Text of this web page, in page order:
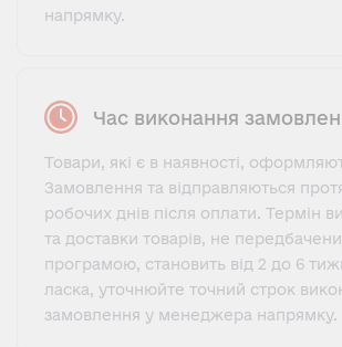
напрямку.
Час виконання
Товари, які є в наявності,
Замовлення та відправляються
робочих днів після оплати. Термін
та доставки товарів, не
програмою, становить від 2 до 6
ласка, уточнюйте точний строк
замовлення у менеджера напрямку.